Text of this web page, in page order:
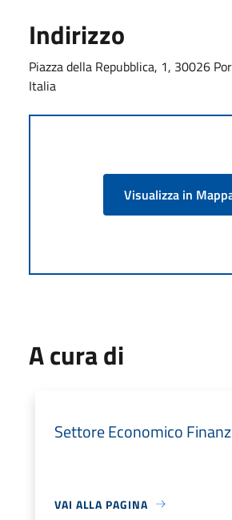
Indirizzo
Piazza della Repubblica, 1, 30026
Italia
Visualizza in
A cura di
Settore Economico
VAI ALLA PAGINA